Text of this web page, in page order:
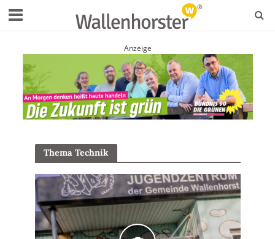
Anzeige
Thema Technik